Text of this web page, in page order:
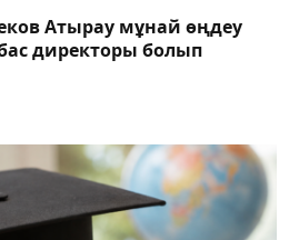
Атырау мұнай өңдеу
директоры болып